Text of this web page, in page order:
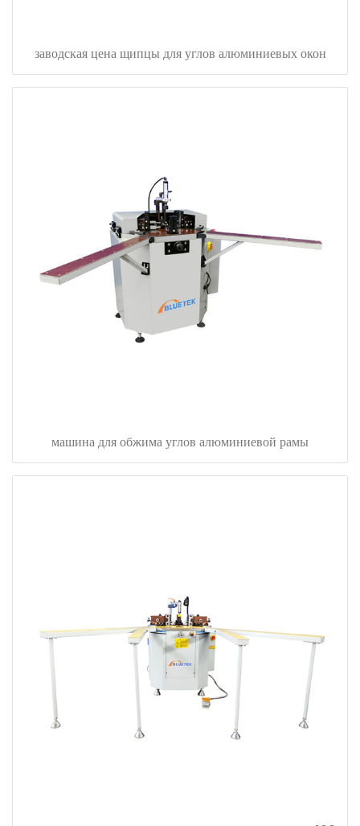
заводская цена щипцы для углов алюминиевых окон
машина для обжима углов алюминиевой рамы